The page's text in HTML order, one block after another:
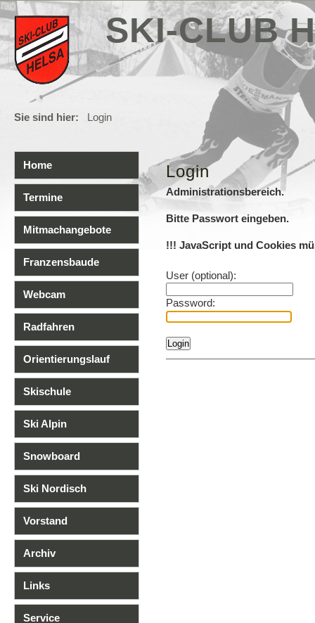
SKI-CLUB
Sie sind hier: Login
Home
Termine
Mitmachangebote
Franzensbaude
Webcam
Radfahren
Orientierungslauf
Skischule
Ski Alpin
Snowboard
Ski Nordisch
Vorstand
Archiv
Links
Service
Login
Administrationsbereich.
Bitte Passwort eingeben.
!!! JavaScript und Cookies
User (optional):
Password: